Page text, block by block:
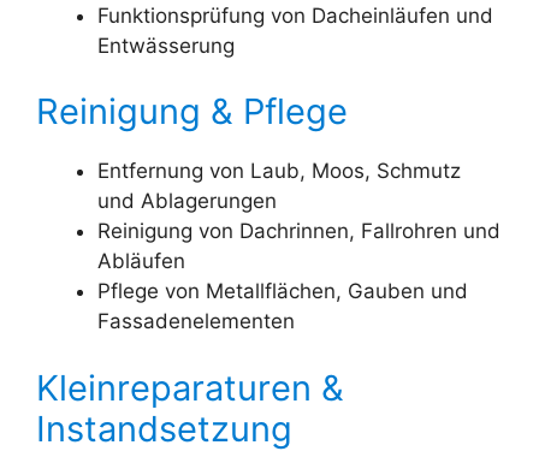
Funktionsprüfung von Dacheinläufen und
Entwässerung
Reinigung & Pflege
Entfernung von Laub, Moos, Schmutz
und Ablagerungen
Reinigung von Dachrinnen, Fallrohren und
Abläufen
Pflege von Metallflächen, Gauben und
Fassadenelementen
Kleinreparaturen &
Instandsetzung